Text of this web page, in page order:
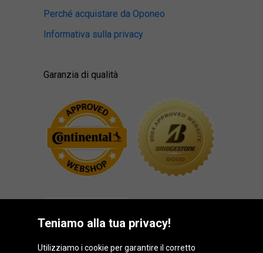
Perché acquistare da Oponeo
Informativa sulla privacy
Garanzia di qualità
Teniamo alla tua privacy!
Utilizziamo i cookie per garantire il corretto